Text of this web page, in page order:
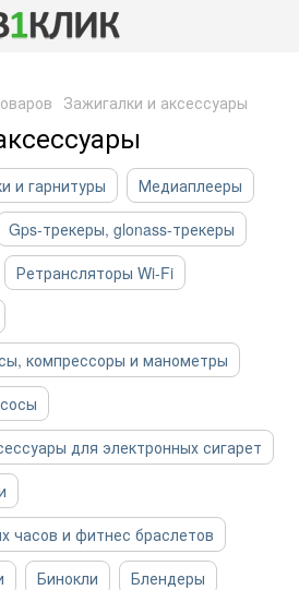
Зажигалки и аксессуары
и гарнитуры
Медиаплееры
Gps-трекеры, glonass-трекеры
Ретрансляторы Wi-Fi
компрессоры и манометры
для электронных сигарет
часов и фитнес браслетов
Бинокли
Блендеры